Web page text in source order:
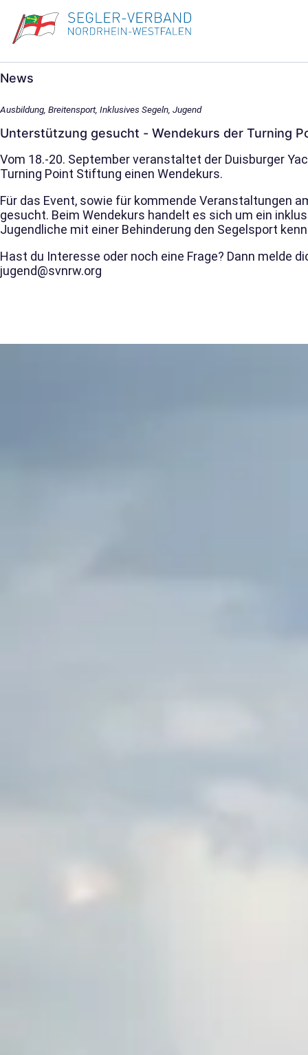
News
Ausbildung, Breitensport, Inklusives Segeln, Jugend
Unterstützung gesucht - Wendekurs der Turning
Vom 18.-20. September veranstaltet der Duisburger
Turning Point Stiftung einen Wendekurs.
Für das Event, sowie für kommende Veranstaltungen
gesucht. Beim Wendekurs handelt es sich um ein
Jugendliche mit einer Behinderung den Segelsport
Hast du Interesse oder noch eine Frage? Dann melde
jugend@svnrw.org